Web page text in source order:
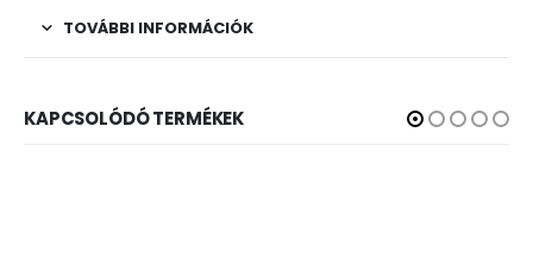
TOVÁBBI INFORMÁCIÓK
KAPCSOLÓDÓ TERMÉKEK